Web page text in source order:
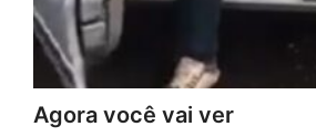
Agora você vai ver